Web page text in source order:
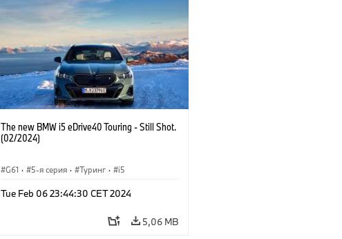
The new BMW i5 eDrive40 Touring - Still Shot.
(02/2024)
G61 · 5-я серия · Туринг · i5
Tue Feb 06 23:44:30 CET 2024
5,06 MB